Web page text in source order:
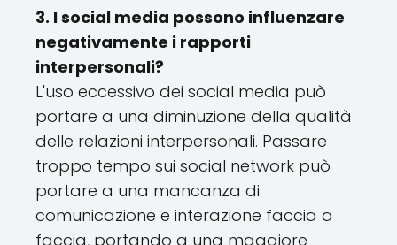
3. I social media possono influenzare
negativamente i rapporti
interpersonali?
L'uso eccessivo dei social media può
portare a una diminuzione della qualità
delle relazioni interpersonali. Passare
troppo tempo sui social network può
portare a una mancanza di
comunicazione e interazione faccia a
faccia, portando a una maggiore